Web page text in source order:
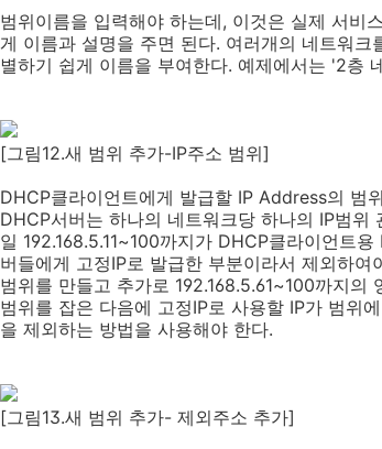
범위이름을 입력해야 하는데, 이것은 실제 서비
게 이름과 설명을 주면 된다. 여러개의 네트워
별하기 쉽게 이름을 부여한다. 예제에서는 '2층
[그림12.새 범위 추가-IP주소 범위]
DHCP클라이언트에게 발급할 IP Address의 범
DHCP서버는 하나의 네트워크당 하나의 IP범
일 192.168.5.11~100까지가 DHCP클라이언트
버들에게 고정IP로 발급한 부분이라서 제외하
범위를 만들고 추가로 192.168.5.61~100까지
범위를 잡은 다음에 고정IP로 사용할 IP가 범위
을 제외하는 방법을 사용해야 한다.
[그림13.새 범위 추가- 제외주소 추가]